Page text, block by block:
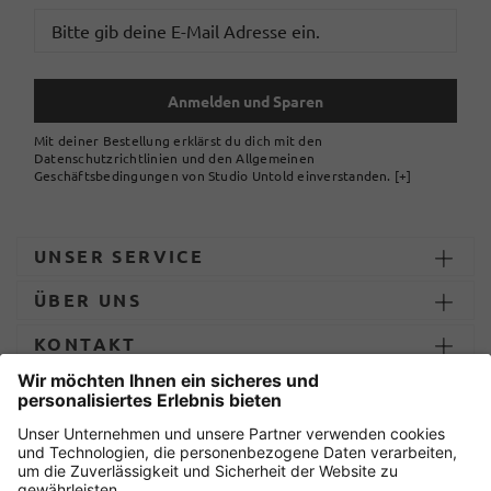
Anmelden und Sparen
Mit deiner Bestellung erklärst du dich mit den
Datenschutzrichtlinien und den Allgemeinen
Geschäftsbedingungen von Studio Untold einverstanden. [+]
UNSER SERVICE
ÜBER UNS
KONTAKT
ZAHLUNG UND LIEFERUNG
Sicher einkaufen mit